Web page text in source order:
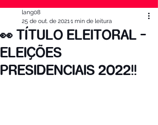
👀 TÍTULO ELEITORAL -
ELEIÇÕES
PRESIDENCIAIS 2022!!
lang08
25 de out. de 20211 min de leitura